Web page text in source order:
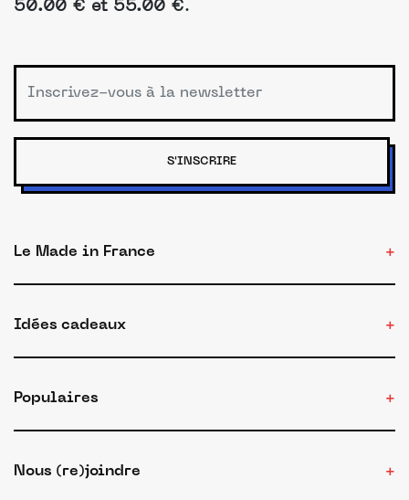
50.00 € et 55.00 €.
S'INSCRIRE
Le Made in France
Idées cadeaux
Populaires
Nous (re)joindre